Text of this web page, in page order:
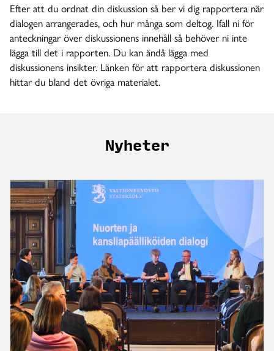
Efter att du ordnat din diskussion så ber vi dig rapportera när
dialogen arrangerades, och hur många som deltog. Ifall ni för
anteckningar över diskussionens innehåll så behöver ni inte
lägga till det i rapporten. Du kan ändå lägga med
diskussionens insikter. Länken för att rapportera diskussionen
hittar du bland det övriga materialet.
Nyheter